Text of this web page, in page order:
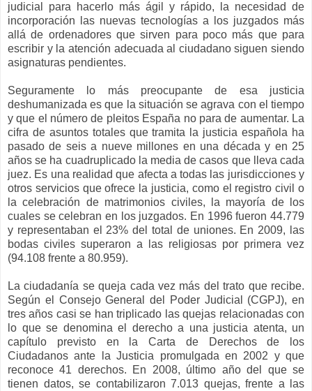
judicial para hacerlo más ágil y rápido, la necesidad de
incorporación las nuevas tecnologías a los juzgados más
allá de ordenadores que sirven para poco más que para
escribir y la atención adecuada al ciudadano siguen siendo
asignaturas pendientes.
Seguramente lo más preocupante de esa justicia
deshumanizada es que la situación se agrava con el tiempo
y que el número de pleitos España no para de aumentar. La
cifra de asuntos totales que tramita la justicia española ha
pasado de seis a nueve millones en una década y en 25
años se ha cuadruplicado la media de casos que lleva cada
juez. Es una realidad que afecta a todas las jurisdicciones y
otros servicios que ofrece la justicia, como el registro civil o
la celebración de matrimonios civiles, la mayoría de los
cuales se celebran en los juzgados. En 1996 fueron 44.779
y representaban el 23% del total de uniones. En 2009, las
bodas civiles superaron a las religiosas por primera vez
(94.108 frente a 80.959).
La ciudadanía se queja cada vez más del trato que recibe.
Según el Consejo General del Poder Judicial (CGPJ), en
tres años casi se han triplicado las quejas relacionadas con
lo que se denomina el derecho a una justicia atenta, un
capítulo previsto en la Carta de Derechos de los
Ciudadanos ante la Justicia promulgada en 2002 y que
reconoce 41 derechos. En 2008, último año del que se
tienen datos, se contabilizaron 7.013 quejas, frente a las